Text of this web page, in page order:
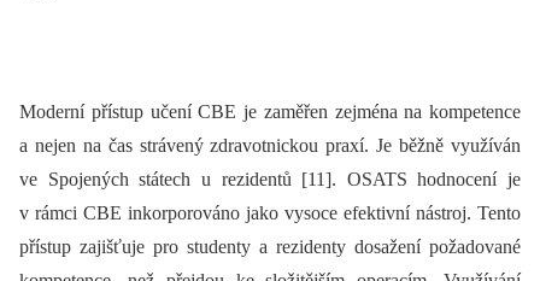
Moderní přístup učení CBE je zaměřen zejména na kompetence
a nejen na čas strávený zdravotnickou praxí. Je běžně využíván
ve Spojených státech u rezidentů [11]. OSATS hodnocení je
v rámci CBE inkorporováno jako vysoce efektivní nástroj. Tento
přístup zajišťuje pro studenty a rezidenty dosažení požadované